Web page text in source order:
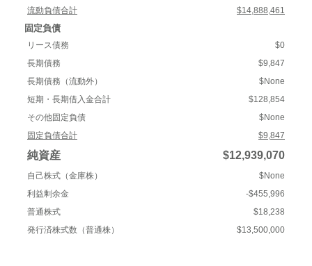
流動負債合計 $14,888,461
固定負債
リース債務
$0
長期債務
$9,847
長期債務（流動外）
$None
短期・長期借入金合計
$128,854
その他固定負債
$None
固定負債合計
$9,847
純資産 $12,939,070
自己株式（金庫株）
$None
利益剰余金
-$455,996
普通株式
$18,238
発行済株式数（普通株）
$13,500,000